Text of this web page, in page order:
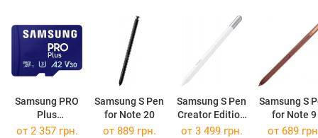
Samsung PRO
Plus
microSDXC
Samsung S Pen
for Note 20
Samsung S Pen
Creator Edition
for Galaxy
Samsung S
for Note 9
от 2 357 грн. от 889 грн. от 3 499 грн. от 689